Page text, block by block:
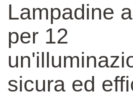
Lampadine
per 12
sicura ed